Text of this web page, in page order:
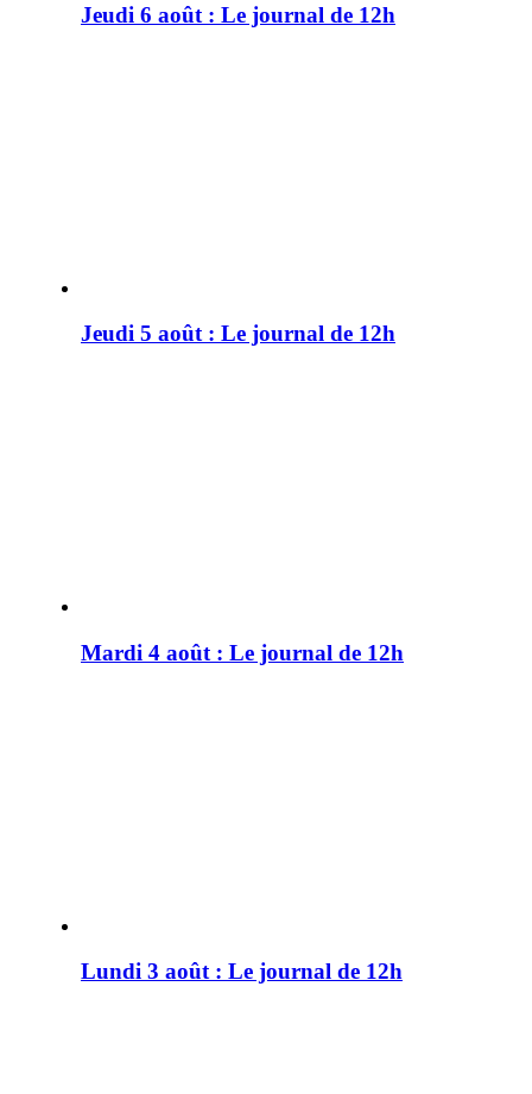
Jeudi 6 août : Le journal de 12h
Jeudi 5 août : Le journal de 12h
Mardi 4 août : Le journal de 12h
Lundi 3 août : Le journal de 12h